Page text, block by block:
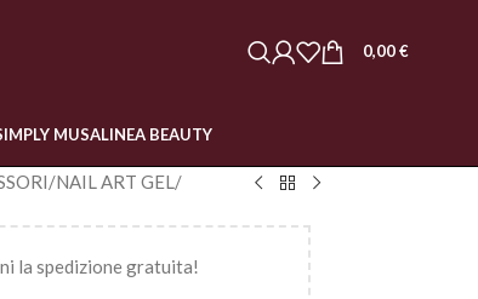
0,00€
MUSALINEA BEAUTY
/NAIL ART GEL/
la spedizione gratuita!